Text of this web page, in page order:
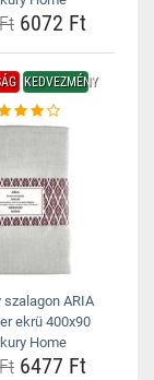
6072 Ft
KEDVEZMÉNY
szalagon ARIA
ekrü 400x90
Home
6477 Ft